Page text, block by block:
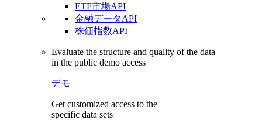
ETF市場API
金融データAPI
株価指数API
Evaluate the structure and quality of the data
in the public demo access
デモ
Get customized access to the
specific data sets